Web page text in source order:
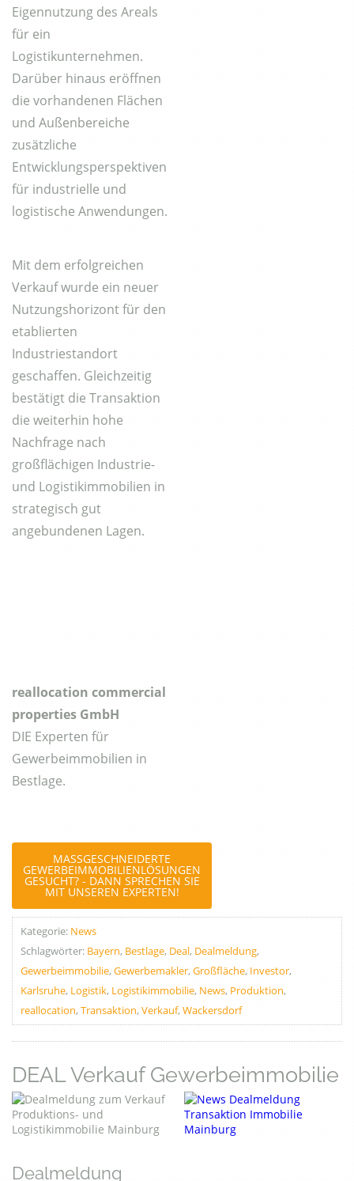
Eigennutzung des Areals
für ein
Logistikunternehmen.
Darüber hinaus eröffnen
die vorhandenen Flächen
und Außenbereiche
zusätzliche
Entwicklungsperspektiven
für industrielle und
logistische Anwendungen.
Mit dem erfolgreichen
Verkauf wurde ein neuer
Nutzungshorizont für den
etablierten
Industriestandort
geschaffen. Gleichzeitig
bestätigt die Transaktion
die weiterhin hohe
Nachfrage nach
großflächigen Industrie-
und Logistikimmobilien in
strategisch gut
angebundenen Lagen.
reallocation commercial
properties GmbH
DIE Experten für
Gewerbeimmobilien in
Bestlage.
MASSGESCHNEIDERTE G
EWERBEIMMOBILIENLÖSUNGEN G
ESUCHT? - DANN SPRECHEN SIE M
IT UNSEREN EXPERTEN!
Kategorie: News
Schlagwörter: Bayern, Bestlage, Deal, Dealmeldung,
Gewerbeimmobilie, Gewerbemakler, Großfläche, Investor,
Karlsruhe, Logistik, Logistikimmobilie, News, Produktion,
reallocation, Transaktion, Verkauf, Wackersdorf
DEAL Verkauf Gewerbeimmobilie
Dealmeldung